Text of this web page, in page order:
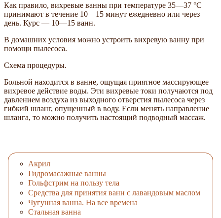
Как правило, вихревые ванны при температуре 35—37 °С
принимают в течение 10—15 минут ежедневно или через
день. Курс — 10—15 ванн.
В домашних условия можно устроить вихревую ванну при
помощи пылесоса.
Схема процедуры.
Больной находится в ванне, ощущая приятное массирующее
вихревое действие воды. Эти вихревые токи получаются под
давлением воздуха из выходного отверстия пылесоса через
гибкий шланг, опущенный в воду. Если менять направление
шланга, то можно получить настоящий подводный массаж.
Акрил
Гидромасажные ванны
Гольфстрим на пользу тела
Средства для принятия ванн с лавандовым маслом
Чугунная ванна. На все времена
Стальная ванна